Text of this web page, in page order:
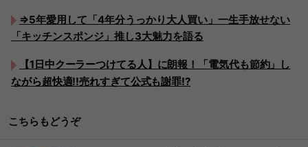
⇒5年愛用して「4年分うっかり大人買い」一生手放せない
「キッチンスポンジ」推し3大魅力を語る
【1日中クーラーつけてる人】に朗報！「電気代も節約」し
ながら超快適!!売れすぎて公式も謝罪!?
こちらもどうぞ